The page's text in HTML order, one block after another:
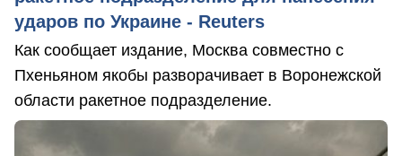
ударов по Украине - Reuters
Как сообщает издание, Москва совместно с
Пхеньяном якобы разворачивает в Воронежской
области ракетное подразделение.